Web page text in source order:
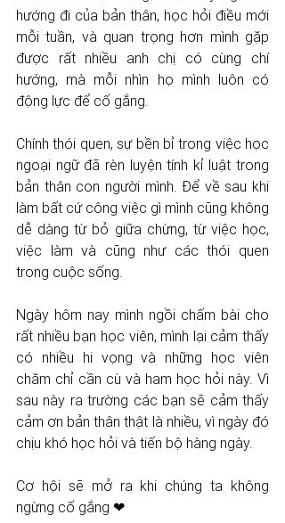
hướng đi của bản thân, học hỏi điều mới
mỗi tuần, và quan trọng hơn mình gặp
được rất nhiều anh chị có cùng chí
hướng, mà mỗi nhìn họ mình luôn có
động lực để cố gắng.
Chính thói quen, sự bền bỉ trong việc học
ngoại ngữ đã rèn luyện tính kỉ luật trong
bản thân con người mình. Để về sau khi
làm bất cứ công việc gì mình cũng không
dễ dàng từ bỏ giữa chừng, từ việc học,
việc làm và cũng như các thói quen
trong cuộc sống.
Ngày hôm nay mình ngồi chấm bài cho
rất nhiều bạn học viên, mình lại cảm thấy
có nhiều hi vọng và những học viên
chăm chỉ cần cù và ham học hỏi này. Vì
sau này ra trường các bạn sẽ cảm thấy
cảm ơn bản thân thật là nhiều, vì ngày đó
chịu khó học hỏi và tiến bộ hàng ngày.
Cơ hội sẽ mở ra khi chúng ta không
ngừng cố gắng ❤